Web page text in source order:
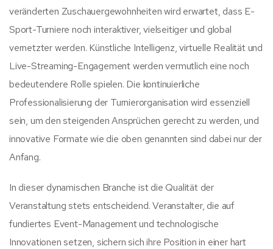
veränderten Zuschauergewohnheiten wird erwartet, dass E-
Sport-Turniere noch interaktiver, vielseitiger und global
vernetzter werden. Künstliche Intelligenz, virtuelle Realität und
Live-Streaming-Engagement werden vermutlich eine noch
bedeutendere Rolle spielen. Die kontinuierliche
Professionalisierung der Turnierorganisation wird essenziell
sein, um den steigenden Ansprüchen gerecht zu werden, und
innovative Formate wie die oben genannten sind dabei nur der
Anfang.
In dieser dynamischen Branche ist die Qualität der
Veranstaltung stets entscheidend. Veranstalter, die auf
fundiertes Event-Management und technologische
Innovationen setzen, sichern sich ihre Position in einer hart